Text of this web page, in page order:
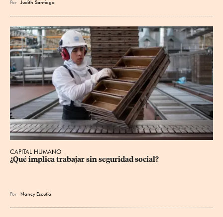
Por Judith Santiago
CAPITAL HUMANO
¿Qué implica trabajar sin seguridad social?
Por Nancy Escutia